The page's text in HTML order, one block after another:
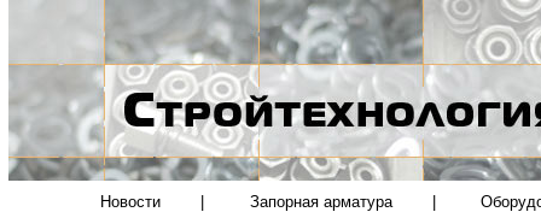
Новости Запорная арматура